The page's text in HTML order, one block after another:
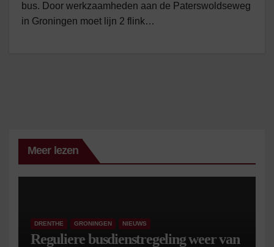
bus. Door werkzaamheden aan de Paterswoldseweg
in Groningen moet lijn 2 flink…
Meer lezen
DRENTHE GRONINGEN NIEUWS
Reguliere busdienstregeling weer van